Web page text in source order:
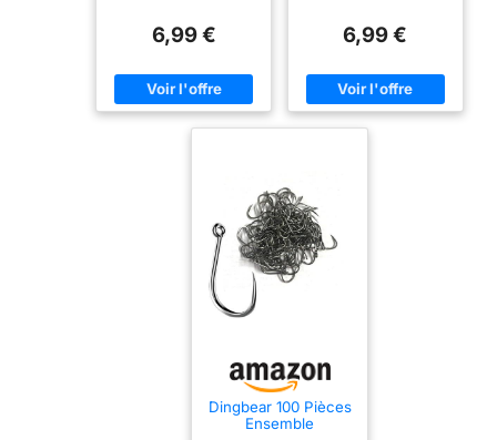
6,99 € 6,99 €
Dingbear 100 Pièces
Ensemble